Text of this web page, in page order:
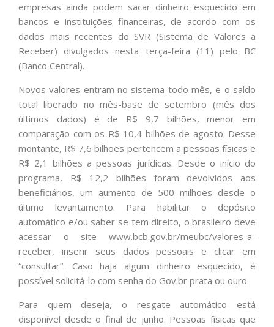
empresas ainda podem sacar dinheiro esquecido em
bancos e instituições financeiras, de acordo com os
dados mais recentes do SVR (Sistema de Valores a
Receber) divulgados nesta terça-feira (11) pelo BC
(Banco Central).
Novos valores entram no sistema todo mês, e o saldo
total liberado no mês-base de setembro (mês dos
últimos dados) é de R$ 9,7 bilhões, menor em
comparação com os R$ 10,4 bilhões de agosto. Desse
montante, R$ 7,6 bilhões pertencem a pessoas físicas e
R$ 2,1 bilhões a pessoas jurídicas. Desde o início do
programa, R$ 12,2 bilhões foram devolvidos aos
beneficiários, um aumento de 500 milhões desde o
último levantamento. Para habilitar o depósito
automático e/ou saber se tem direito, o brasileiro deve
acessar o site www.bcb.gov.br/meubc/valores-a-
receber, inserir seus dados pessoais e clicar em
“consultar”. Caso haja algum dinheiro esquecido, é
possível solicitá-lo com senha do Gov.br prata ou ouro.
Para quem deseja, o resgate automático está
disponível desde o final de junho. Pessoas físicas que